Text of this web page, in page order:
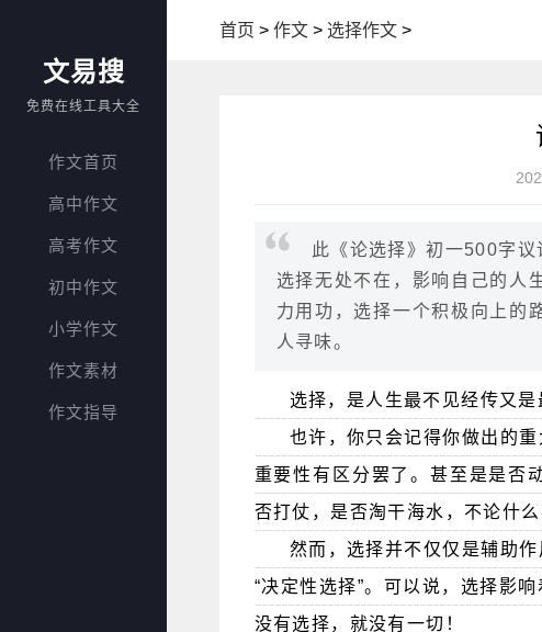
文易搜
免费在线工具大全
作文首页
高中作文
高考作文
初中作文
小学作文
作文素材
作文指导
首页 > 作文> 选择作文>
此《论选择》初一500字议
选择无处不在，影响自己的人
力用功，选择一个积极向上的
人寻味。
选择，是人生最不见经传又是
也许，你只会记得你做出的
重要性有区分罢了。甚至是是否
否打仗，是否淘干海水，不论什
然而，选择并不仅仅是辅助
“决定性选择”。可以说，选择影
没有选择，就没有一切！